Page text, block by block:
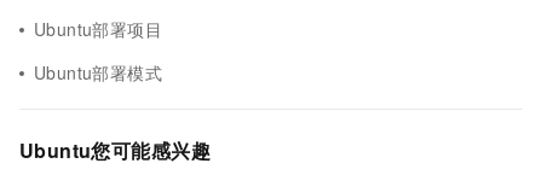
Ubuntu部署项目
Ubuntu部署模式
Ubuntu您可能感兴趣